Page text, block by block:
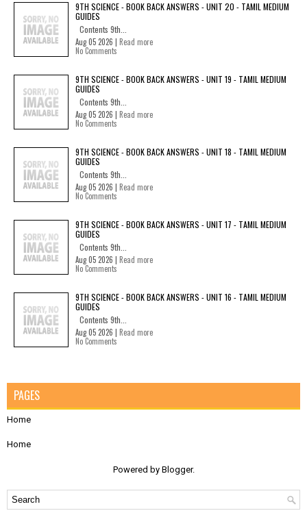
9TH SCIENCE - BOOK BACK ANSWERS - UNIT 20 - TAMIL MEDIUM
GUIDES
Contents 9th...
Aug 05 2026 | Read more
No Comments
9TH SCIENCE - BOOK BACK ANSWERS - UNIT 19 - TAMIL MEDIUM
GUIDES
Contents 9th...
Aug 05 2026 | Read more
No Comments
9TH SCIENCE - BOOK BACK ANSWERS - UNIT 18 - TAMIL MEDIUM
GUIDES
Contents 9th...
Aug 05 2026 | Read more
No Comments
9TH SCIENCE - BOOK BACK ANSWERS - UNIT 17 - TAMIL MEDIUM
GUIDES
Contents 9th...
Aug 05 2026 | Read more
No Comments
9TH SCIENCE - BOOK BACK ANSWERS - UNIT 16 - TAMIL MEDIUM
GUIDES
Contents 9th...
Aug 05 2026 | Read more
No Comments
PAGES
Home
Home
Powered by Blogger.